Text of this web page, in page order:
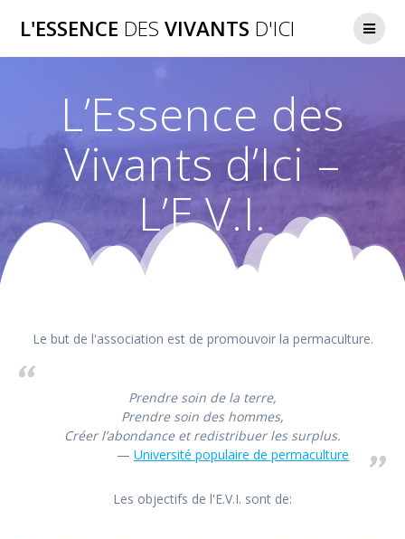
au
L'ESSENCE DES VIVANTS D'ICI
L’Essence des
Vivants d’Ici –
L’E.V.I.
Le but de l'association est de promouvoir la permaculture.
Prendre soin de la terre,
Prendre soin des hommes,
Créer l’abondance et redistribuer les surplus.
Université populaire de permaculture
Les objectifs de l'E.V.I. sont de: